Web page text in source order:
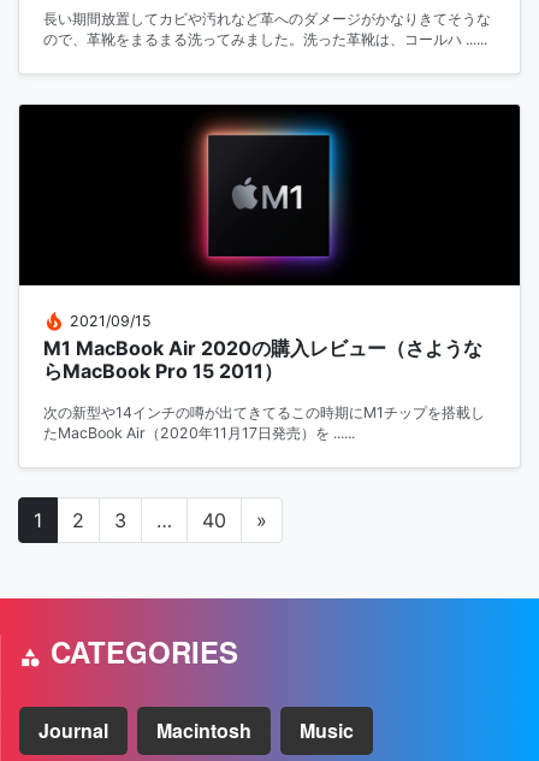
長い期間放置してカビや汚れなど革へのダメージがかなりきてそうな
ので、革靴をまるまる洗ってみました。洗った革靴は、コールハ ......
2021/09/15
M1 MacBook Air 2020の購入レビュー（さような
らMacBook Pro 15 2011）
次の新型や14インチの噂が出てきてるこの時期にM1チップを搭載し
たMacBook Air（2020年11月17日発売）を ......
投稿ナビゲーション
1 2 3 … 40 »
CATEGORIES
Journal Macintosh Music